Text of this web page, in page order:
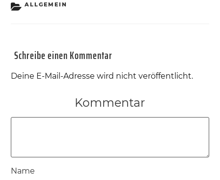
KATEGORIEN
ALLGEMEIN
Schreibe einen Kommentar
Deine E-Mail-Adresse wird nicht veröffentlicht.
Kommentar
Name